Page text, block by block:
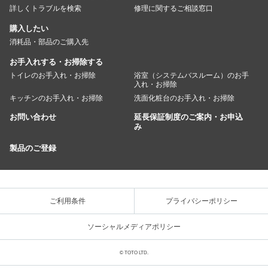
詳しくトラブルを検索
修理に関するご相談窓口
購入したい
消耗品・部品のご購入先
お手入れする・お掃除する
トイレのお手入れ・お掃除
浴室（システムバスルーム）のお手
入れ・お掃除
キッチンのお手入れ・お掃除
洗面化粧台のお手入れ・お掃除
お問い合わせ
延長保証制度のご案内・お申込
み
製品のご登録
ご利用条件 プライバシーポリシー
ソーシャルメディアポリシー
© TOTO LTD.